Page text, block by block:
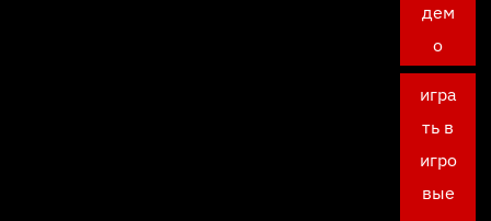
дем
о
игра
ть в
игро
вые